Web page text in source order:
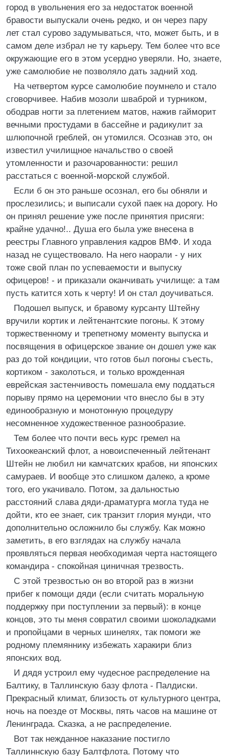
город в увольнения его за недостаток военной
бравости выпускали очень редко, и он через пару
лет стал сурово задумываться, что, может быть, и в
самом деле избрал не ту карьеру. Тем более что все
окружающие его в этом усердно уверяли. Но, знаете,
уже самолюбие не позволяло дать задний ход.
На четвертом курсе самолюбие поумнело и стало
сговорчивее. Набив мозоли шваброй и турником,
ободрав ногти за плетением матов, нажив гайморит
вечными простудами в бассейне и радикулит за
шлюпочной греблей, он утомился. Осознав это, он
известил училищное начальство о своей
утомленности и разочарованности: решил
расстаться с военной-морской службой.
Если б он это раньше осознал, его бы обняли и
прослезились; и выписали сухой паек на дорогу. Но
он принял решение уже после принятия присяги:
крайне удачно!.. Душа его была уже внесена в
реестры Главного управления кадров ВМФ. И хода
назад не существовало. На него наорали - у них
тоже свой план по успеваемости и выпуску
офицеров! - и приказали оканчивать училище: а там
пусть катится хоть к черту! И он стал доучиваться.
Подошел выпуск, и бравому курсанту Штейну
вручили кортик и лейтенантские погоны. К этому
торжественному и трепетному моменту выпуска и
посвящения в офицерское звание он дошел уже как
раз до той кондиции, что готов был погоны съесть,
кортиком - заколоться, и только врожденная
еврейская застенчивость помешала ему поддаться
порыву прямо на церемонии что внесло бы в эту
единообразную и монотонную процедуру
несомненное художественное разнообразие.
Тем более что почти весь курс гремел на
Тихоокеанский флот, а новоиспеченный лейтенант
Штейн не любил ни камчатских крабов, ни японских
самураев. И вообще это слишком далеко, а кроме
того, его укачивало. Потом, за дальностью
расстояний слава дяди-драматурга могла туда не
дойти, кто ее знает, сик транзит глория мунди, что
дополнительно осложнило бы службу. Как можно
заметить, в его взглядах на службу начала
проявляться первая необходимая черта настоящего
командира - спокойная циничная трезвость.
С этой трезвостью он во второй раз в жизни
прибег к помощи дяди (если считать моральную
поддержку при поступлении за первый): в конце
концов, это ты меня совратил своими шоколадками
и пропойцами в черных шинелях, так помоги же
родному племяннику избежать харакири близ
японских вод.
И дядя устроил ему чудесное распределение на
Балтику, в Таллинскую базу флота - Палдиски.
Прекрасный климат, близость от культурного центра,
ночь на поезде от Москвы, пять часов на машине от
Ленинграда. Сказка, а не распределение.
Вот так нежданное наказание постигло
Таллиннскую базу Балтфлота. Потому что